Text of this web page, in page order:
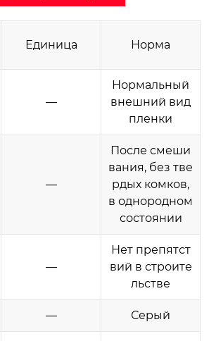
Единица Норма
—
Нормальный
внешний вид
пленки
—
После смеши
вания, без тве
рдых комков,
в однородном
состоянии
—
Нет препятст
вий в строите
льстве
— Серый